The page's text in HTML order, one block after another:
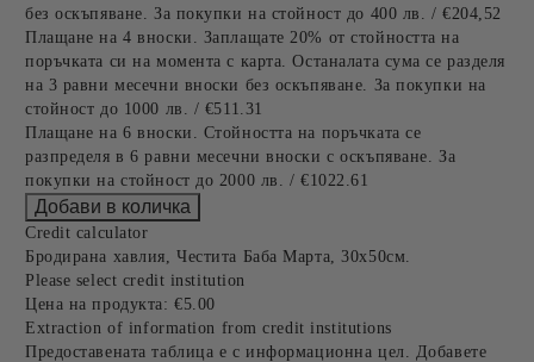
без оскъпяване. За покупки на стойност до 400 лв. / €204,52
Плащане на 4 вноски. Заплащате 20% от стойността на
поръчката си на момента с карта. Останалата сума се разделя
на 3 равни месечни вноски без оскъпяване. За покупки на
стойност до 1000 лв. / €511.31
Плащане на 6 вноски. Стойността на поръчката се
разпределя в 6 равни месечни вноски с оскъпяване. За
покупки на стойност до 2000 лв. / €1022.61
Credit calculator
Бродирана хавлия, Честита Баба Марта, 30х50см.
Please select credit institution
Цена на продукта: €5.00
Extraction of information from credit institutions
Предоставената таблица е с информационна цел. Добавете